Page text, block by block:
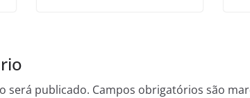
será publicado. Campos obrigatórios são